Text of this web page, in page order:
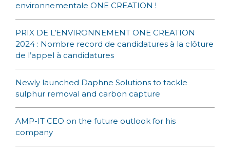
environnementale ONE CREATION !
PRIX DE L’ENVIRONNEMENT ONE CREATION
2024 : Nombre record de candidatures à la clôture
de l’appel à candidatures
Newly launched Daphne Solutions to tackle
sulphur removal and carbon capture
AMP-IT CEO on the future outlook for his
company